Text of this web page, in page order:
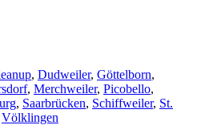
, Dudweiler, Göttelborn,
, Merchweiler, Picobello,
, Saarbrücken, Schiffweiler, St.
Völklingen